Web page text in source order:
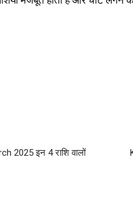
2025 इन 4 राशि वालों